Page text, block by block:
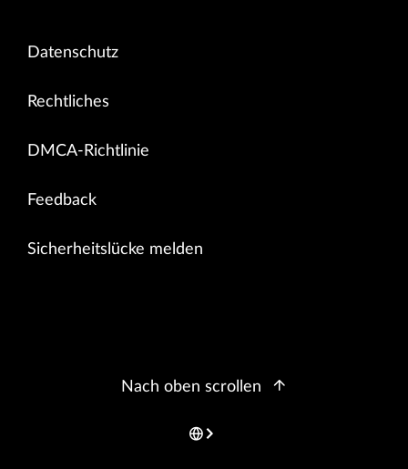
Datenschutz
Rechtliches
DMCA-Richtlinie
Feedback
Sicherheitslücke melden
Nach oben scrollen